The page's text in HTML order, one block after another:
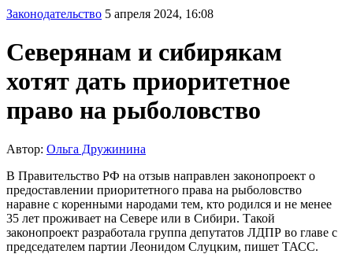
Законодательство 5 апреля 2024, 16:08
Северянам и сибирякам
хотят дать приоритетное
право на рыболовство
Автор: Ольга Дружинина
В Правительство РФ на отзыв направлен законопроект о
предоставлении приоритетного права на рыболовство
наравне с коренными народами тем, кто родился и не менее
35 лет проживает на Севере или в Сибири. Такой
законопроект разработала группа депутатов ЛДПР во главе с
председателем партии Леонидом Слуцким, пишет ТАСС.